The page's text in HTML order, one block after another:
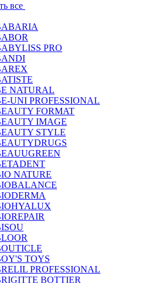
все
PRO
NATURAL
UNI PROFESSIONAL
FORMAT
IMAGE
STYLE
NATURE
TOYS
PROFESSIONAL
BOTTIER